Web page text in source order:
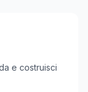
e costruisci